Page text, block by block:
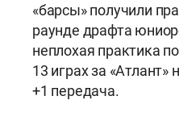
«барсы» получили
раунде драфта
неплохая практика
13 играх за «Атлант»
+1 передача.